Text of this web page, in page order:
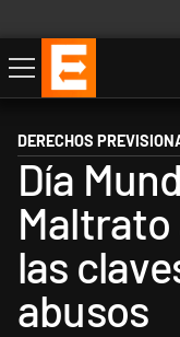
Economía
Política
Internacional
Actualidad
Descargá la App
DERECHOS
Día
Maltrato
las
abusos